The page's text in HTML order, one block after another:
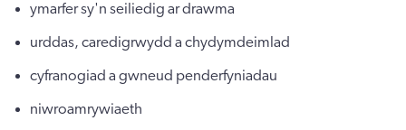
ymarfer sy'n seiliedig ar drawma
urddas, caredigrwydd a chydymdeimlad
cyfranogiad a gwneud penderfyniadau
niwroamrywiaeth